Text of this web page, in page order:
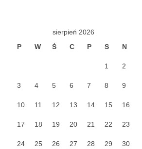
Pierwsza Komunia Św. – Gr 2
Galerie 2021
sierpień 2026
P
W Ś C P S N
1 2
3 4 5 6 7 8 9
10 11 12 13 14 15 16
17 18 19 20 21 22 23
24 25 26 27 28 29 30